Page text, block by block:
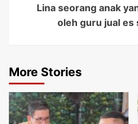
Lina seorang anak
oleh guru jual es
More Stories